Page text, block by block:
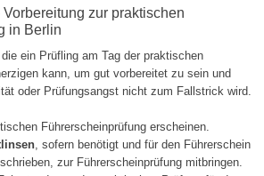
zur praktischen
in Berlin
ein Prüfling am Tag der praktischen
kann, um gut vorbereitet zu sein und
oder Prüfungsangst nicht zum Fallstrick wird.
Führerscheinprüfung erscheinen.
, sofern benötigt und für den Führerschein
zur Führerscheinprüfung mitbringen.